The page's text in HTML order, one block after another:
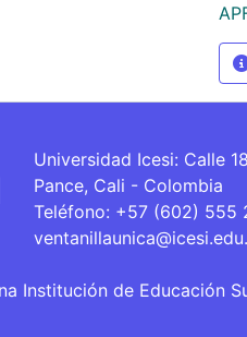
Universidad Icesi: Calle
Pance, Cali - Colombia
Teléfono: +57 (602) 555
Institución de Educación